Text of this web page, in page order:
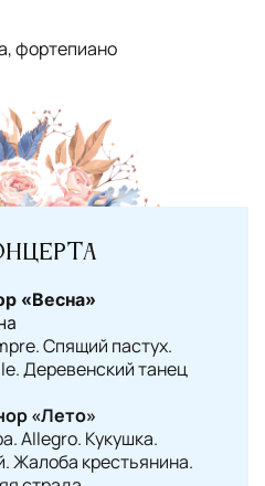
фортепиано
«Весна»
Спящий пастух.
Деревенский танец
«Лето»
Allegro. Кукушка.
Жалоба крестьянина.